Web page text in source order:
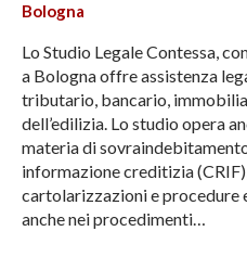
Bologna
Lo Studio Legale Contessa,
a Bologna offre assistenza
tributario, bancario,
dell’edilizia. Lo studio opera
materia di
informazione creditizia
cartolarizzazioni e procedure
anche nei procedimenti…